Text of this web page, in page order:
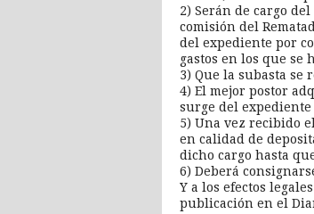
2) Serán de cargo
comisión del
del expediente por
gastos en los que
3) Que la subasta se
4) El mejor postor
surge del
5) Una vez recibido
en calidad de
dicho cargo hasta
6) Deberá
Y a los efectos
publicación en el